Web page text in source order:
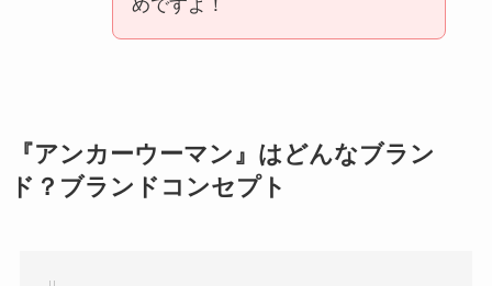
めですよ！
『アンカーウーマン』はどんなブラン
ド？ブランドコンセプト